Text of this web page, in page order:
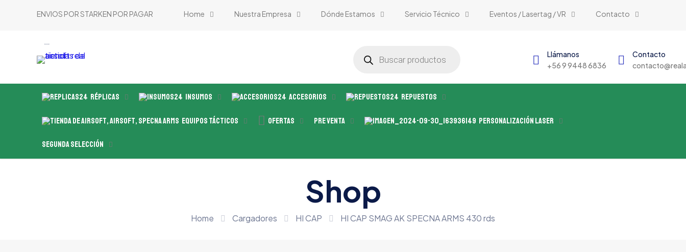
ENVIOS POR STARKEN POR PAGAR Home Nuestra Empresa Dónde Estamos Servicio Técnico Eventos / Lasertag / VR Contacto
productos
Llámanos
+56 9 9448 6836
Contacto
Réplicas Insumos Accesorios Repuestos
Equipos Tácticos Ofertas Pre Venta Personalización Laser
Segunda Selección
Shop
Home Cargadores HI CAP HI CAP SMAG AK SPECNA ARMS 430 rds